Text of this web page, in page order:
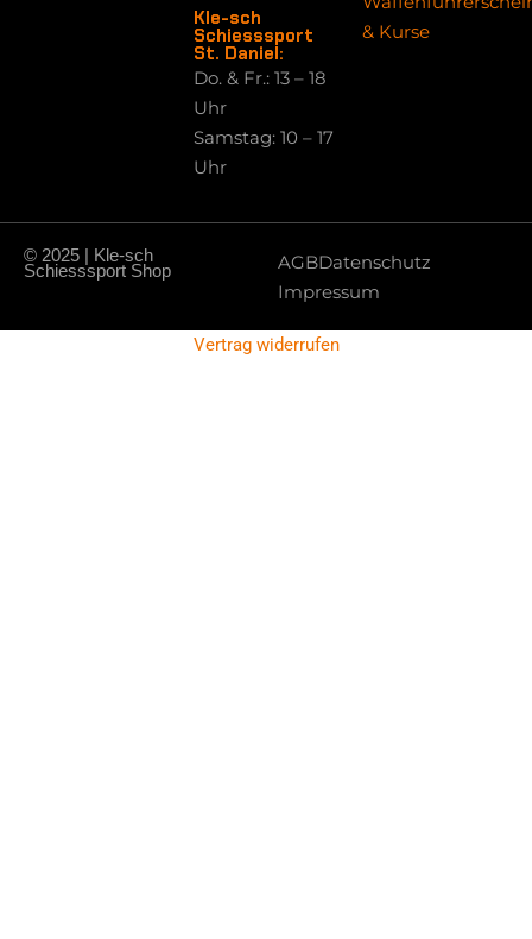
Kle-sch
Schiesssport
St. Daniel:
Do. & Fr.: 13 – 18
Uhr
Samstag: 10 – 17
Uhr
& Kurse
© 2025 | Kle-sch
Schiesssport Shop AGBDatenschutz
Impressum
Vertrag widerrufen